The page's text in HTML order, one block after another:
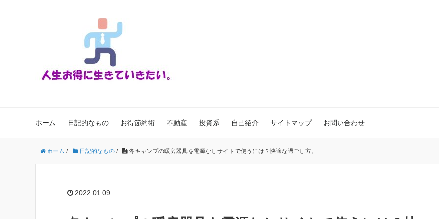
ホーム 日記的なもの お得節約術 不動産 投資系 自己紹介 サイトマップ お問い合わせ
ホーム / 日記的なもの / 冬キャンプの暖房器具を電源なしサイトで使うには？快適な過ごし方。
2022.01.09